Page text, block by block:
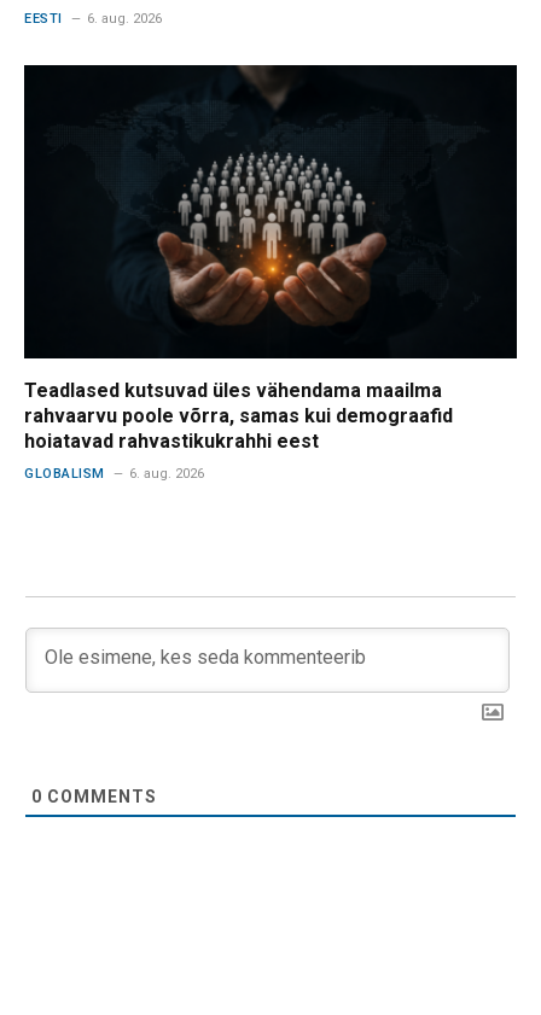
EESTI 6. aug. 2026
Teadlased kutsuvad üles vähendama maailma
rahvaarvu poole võrra, samas kui demograafid
hoiatavad rahvastikukrahhi eest
GLOBALISM 6. aug. 2026
0 COMMENTS